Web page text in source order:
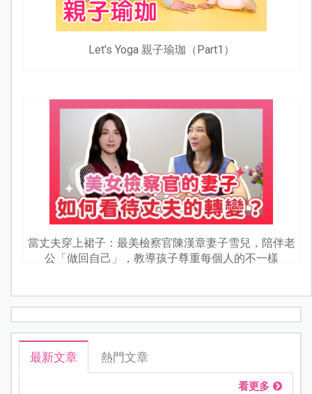
Let's Yoga 親子瑜珈（Part1）
當丈夫穿上裙子：最美檢察官陳漢章妻子雪兒，陪伴老
公「做回自己」，教導孩子尊重每個人的不一樣
最新文章 熱門文章
看更多